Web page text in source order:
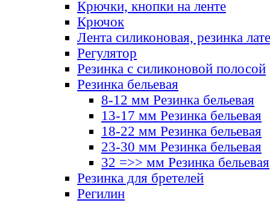
Крючки, кнопки на ленте
Крючок
Лента силиконовая, резинка
Регулятор
Резинка с силиконовой полосой
Резинка бельевая
8-12 мм Резинка бельевая
13-17 мм Резинка бельевая
18-22 мм Резинка бельевая
23-30 мм Резинка бельевая
32 =>> мм Резинка бельевая
Резинка для бретелей
Регилин